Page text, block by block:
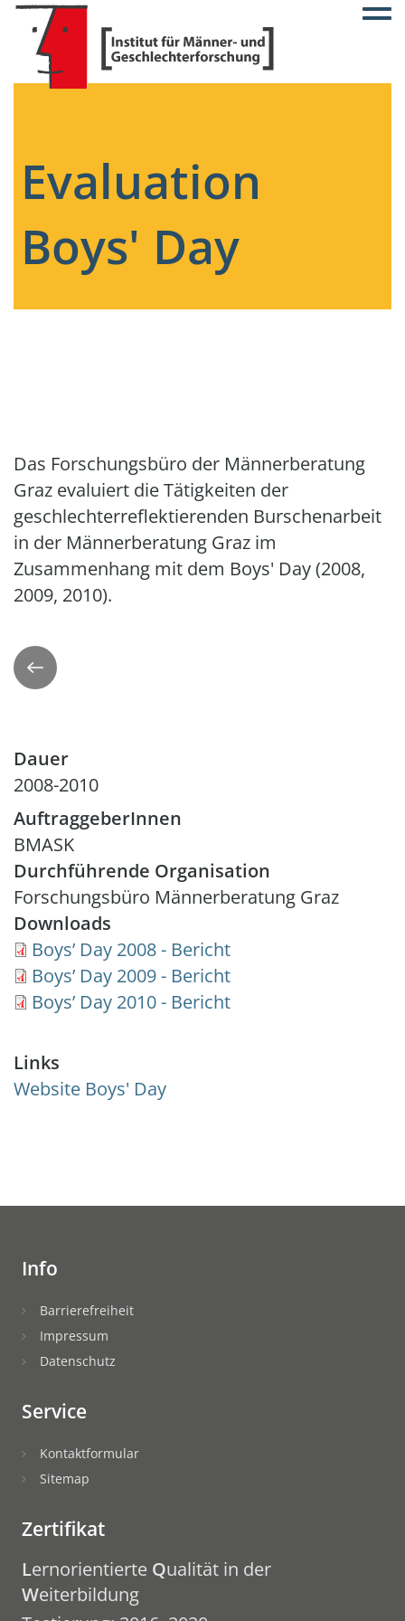
Evaluation
Boys' Day
Das Forschungsbüro der Männerberatung
Graz evaluiert die Tätigkeiten der
geschlechterreflektierenden Burschenarbeit
in der Männerberatung Graz im
Zusammenhang mit dem Boys' Day (2008,
2009, 2010).
Zurück
Dauer
2008-2010
AuftraggeberInnen
BMASK
Durchführende Organisation
Forschungsbüro Männerberatung Graz
Downloads
Document
Boys’ Day 2008 - Bericht
Document
Boys’ Day 2009 - Bericht
Document
Boys’ Day 2010 - Bericht
Links
Website Boys' Day
Info
Barrierefreiheit
Impressum
Datenschutz
Service
Kontaktformular
Sitemap
Zertifikat
Lernorientierte Qualität in der
Weiterbildung